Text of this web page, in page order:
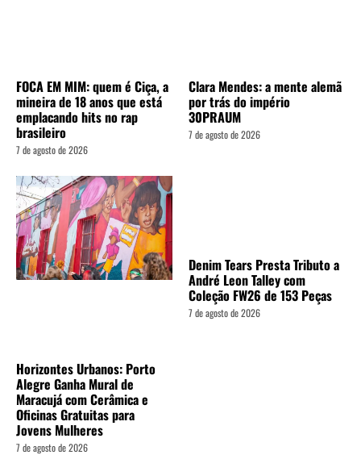
FOCA EM MIM: quem é Ciça, a
mineira de 18 anos que está
emplacando hits no rap
brasileiro
7 de agosto de 2026
Clara Mendes: a mente alemã
por trás do império
30PRAUM
7 de agosto de 2026
Horizontes Urbanos: Porto
Alegre Ganha Mural de
Maracujá com Cerâmica e
Oficinas Gratuitas para
Jovens Mulheres
7 de agosto de 2026
Denim Tears Presta Tributo a
André Leon Talley com
Coleção FW26 de 153 Peças
7 de agosto de 2026